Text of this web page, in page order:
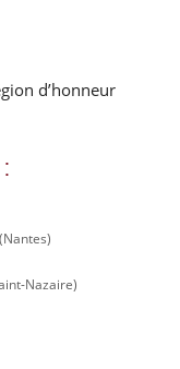
d’honneur
(Nantes)
Nazaire)